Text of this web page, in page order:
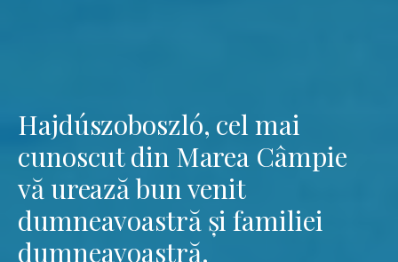
Hajdúszoboszló, cel mai
cunoscut din Marea Câmpie
vă urează bun venit
dumneavoastră și familiei
dumneavoastră.